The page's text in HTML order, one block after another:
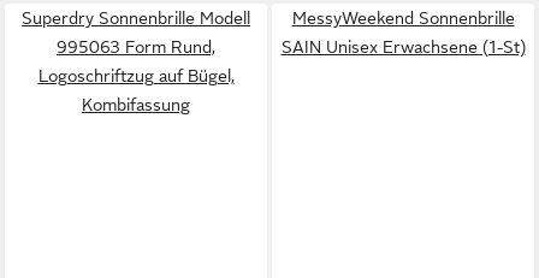
Superdry Sonnenbrille Modell
995063 Form Rund,
Logoschriftzug auf Bügel,
Kombifassung
MessyWeekend Sonnenbrille
SAIN Unisex Erwachsene (1-St)